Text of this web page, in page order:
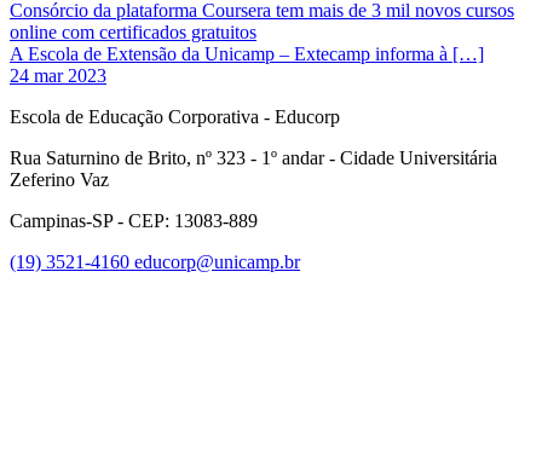
Consórcio da plataforma Coursera tem mais de 3 mil novos cursos
online com certificados gratuitos
A Escola de Extensão da Unicamp – Extecamp informa à […]
24 mar 2023
Escola de Educação Corporativa - Educorp
Rua Saturnino de Brito, nº 323 - 1º andar - Cidade Universitária
Zeferino Vaz
Campinas-SP - CEP: 13083-889
(19) 3521-4160 educorp@unicamp.br